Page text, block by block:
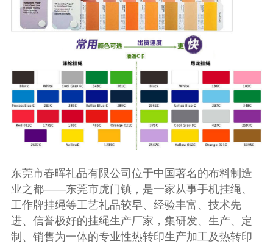
东莞市春晖礼品有限公司位于中国著名的布料制造
业之都——东莞市虎门镇，是一家从事手机挂绳、
工作牌挂绳等工艺礼品较早、经验丰富、技术先
进、信誉极好的挂绳生产厂家，集研发、生产、定
制、销售为一体的专业性热转印生产加工及热转印